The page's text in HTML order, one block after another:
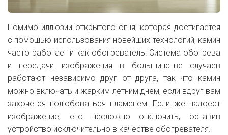
Помимо иллюзии открытого огня, которая достигается
с помощью использования новейших технологий, камин
часто работает и как обогреватель. Система обогрева
и передачи изображения в большинстве случаев
работают независимо друг от друга, так что камин
можно включать и жарким летним днем, если вдруг вам
захочется полюбоваться пламенем. Если же надоест
изображение, его несложно отключить, оставив
устройство исключительно в качестве обогревателя.